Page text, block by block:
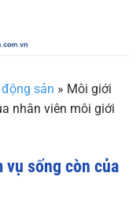
sản » Môi giới
nhân viên môi giới
sống còn của